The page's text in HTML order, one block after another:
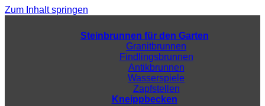
Zum Inhalt springen
Steinbrunnen für den Garten
Granitbrunnen
Findlingsbrunnen
Antikbrunnen
Wasserspiele
Zapfstellen
Kneippbecken